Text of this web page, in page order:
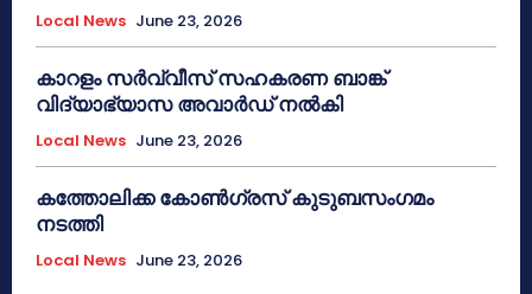
Local News June 23, 2026
കാറളം സർവ്വീസ് സഹകരണ ബാങ്ക്
വിദ്യാഭ്യാസ അവാർഡ് നൽകി
Local News June 23, 2026
കത്തോലിക്ക കോൺഗ്രസ് കുടുബസംഗമം
നടത്തി
Local News June 23, 2026